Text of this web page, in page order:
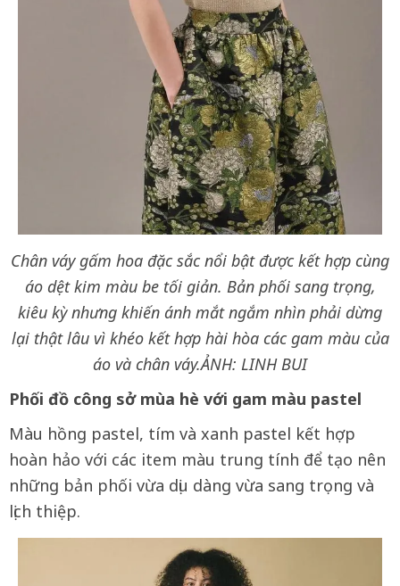
Chân váy gấm hoa đặc sắc nổi bật được kết hợp cùng
áo dệt kim màu be tối giản. Bản phối sang trọng,
kiêu kỳ nhưng khiến ánh mắt ngắm nhìn phải dừng
lại thật lâu vì khéo kết hợp hài hòa các gam màu của
áo và chân váy.ẢNH: LINH BUI
Phối đồ công sở mùa hè với gam màu pastel
Màu hồng pastel, tím và xanh pastel kết hợp
hoàn hảo với các item màu trung tính để tạo nên
những bản phối vừa dịu dàng vừa sang trọng và
lịch thiệp.